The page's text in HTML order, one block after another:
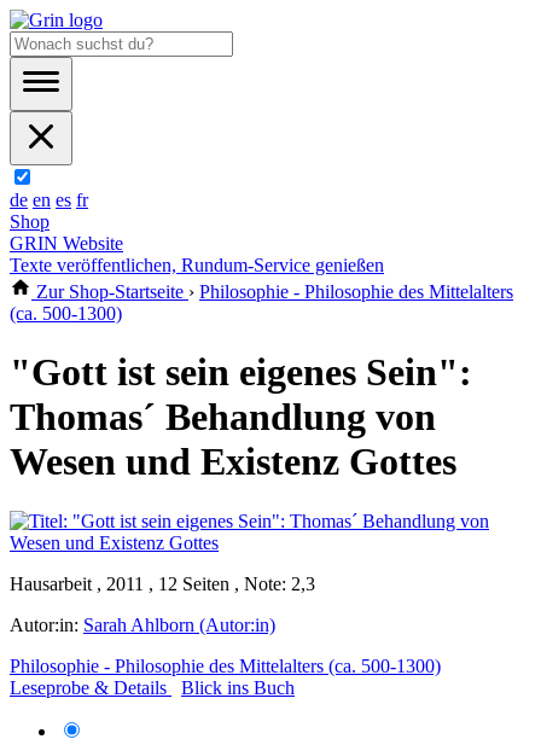
de en es fr
Shop
GRIN Website
Texte veröffentlichen, Rundum-Service genießen
Zur Shop-Startseite › Philosophie - Philosophie des Mittelalters
(ca. 500-1300)
"Gott ist sein eigenes Sein":
Thomas´ Behandlung von
Wesen und Existenz Gottes
Hausarbeit , 2011 , 12 Seiten , Note: 2,3
Autor:in: Sarah Ahlborn (Autor:in)
Philosophie - Philosophie des Mittelalters (ca. 500-1300)
Leseprobe & Details
Blick ins Buch